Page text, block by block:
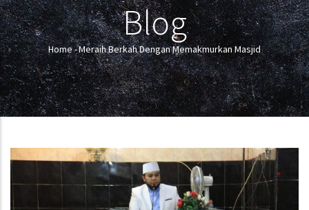
Blog
Breadcrumb
Home-Meraih Berkah Dengan Memakmurkan Masjid